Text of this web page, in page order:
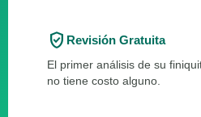
verified_user Revisión Gratuita
El primer análisis de su
no tiene costo alguno.